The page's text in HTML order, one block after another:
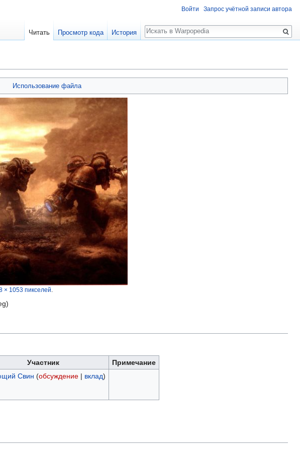
Использование файла
× 1053 пикселей
)
Участник
Примечание
Свин (обсуждение| вклад)
Войти Запрос учётной записи автора
Читать Просмотр кода История
Поиск